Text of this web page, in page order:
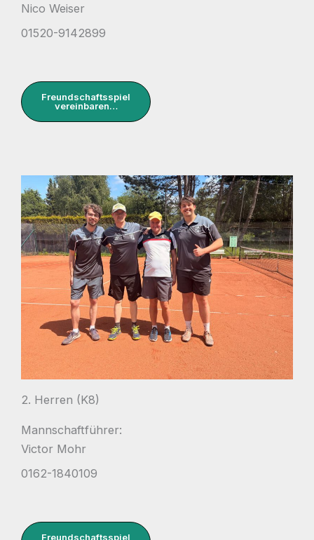
Nico Weiser
01520-9142899
Freundschaftsspiel
vereinbaren…
2. Herren (K8)
Mannschaftführer:
Victor Mohr
0162-1840109
Freundschaftsspiel